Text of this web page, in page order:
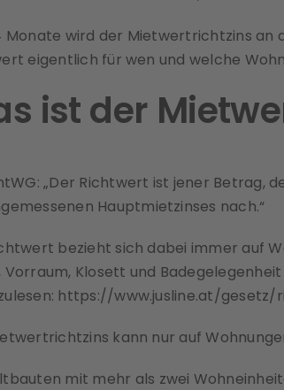
Monate wird der Mietwertrichtzins
eigentlich für wen und welche
ist der
„Der Richtwert ist jener
Hauptmietzinses nach.“
bezieht sich dabei immer auf
Vorraum, Klosett und
https://www.jusline.at/
kann nur auf
mit mehr als zwei